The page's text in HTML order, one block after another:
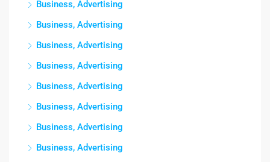
Business, Advertising
Business, Advertising
Business, Advertising
Business, Advertising
Business, Advertising
Business, Advertising
Business, Advertising
Business, Advertising